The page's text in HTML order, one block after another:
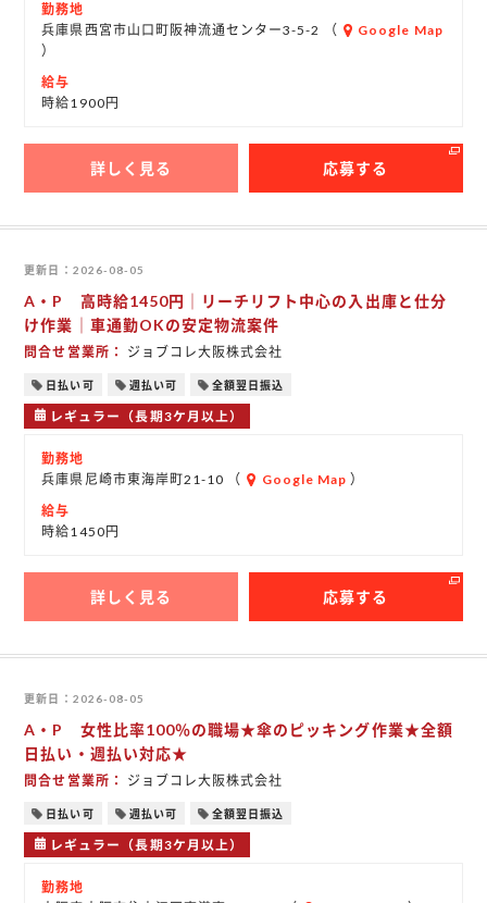
勤務地
兵庫県西宮市山口町阪神流通センター3-5-2 （
Google Map
）
給与
時給1900円
詳しく見る 応募する
更新日 2026-08-05
A・P 高時給1450円｜リーチリフト中心の入出庫と仕分
け作業｜車通勤OKの安定物流案件
問合せ営業所 ジョブコレ大阪株式会社
日払い可 週払い可 全額翌日振込
レギュラー（長期3ケ月以上）
勤務地
兵庫県尼崎市東海岸町21-10 （
Google Map ）
給与
時給1450円
詳しく見る 応募する
更新日 2026-08-05
A・P 女性比率100％の職場★傘のピッキング作業★全額
日払い・週払い対応★
問合せ営業所 ジョブコレ大阪株式会社
日払い可 週払い可 全額翌日振込
レギュラー（長期3ケ月以上）
勤務地